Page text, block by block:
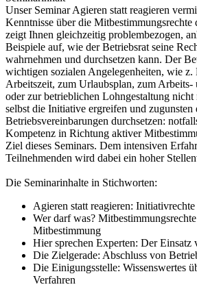
Unser Seminar Agieren statt reagieren
Kenntnisse über die Mitbestimmungsrechte
zeigt Ihnen gleichzeitig problembezogen,
Beispiele auf, wie der Betriebsrat seine
wahrnehmen und durchsetzen kann. Der
wichtigen sozialen Angelegenheiten, wie z.
Arbeitszeit, zum Urlaubsplan, zum Arbeits-
oder zur betrieblichen Lohngestaltung nicht
selbst die Initiative ergreifen und zugunsten
Betriebsvereinbarungen durchsetzen:
Kompetenz in Richtung aktiver
Ziel dieses Seminars. Dem intensiven
Teilnehmenden wird dabei ein hoher
Die Seminarinhalte in Stichworten:
Agieren statt reagieren: Initiativrechte
Wer darf was?
Mitbestimmung
Hier sprechen Experten: Der Einsatz
Die Zielgerade: Abschluss von
Die Einigungsstelle: Wissenswertes
Verfahren